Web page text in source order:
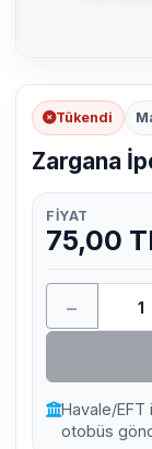
Tükendi
Zargana
FIYAT
75,00
−
Havale/EFT
otobüs